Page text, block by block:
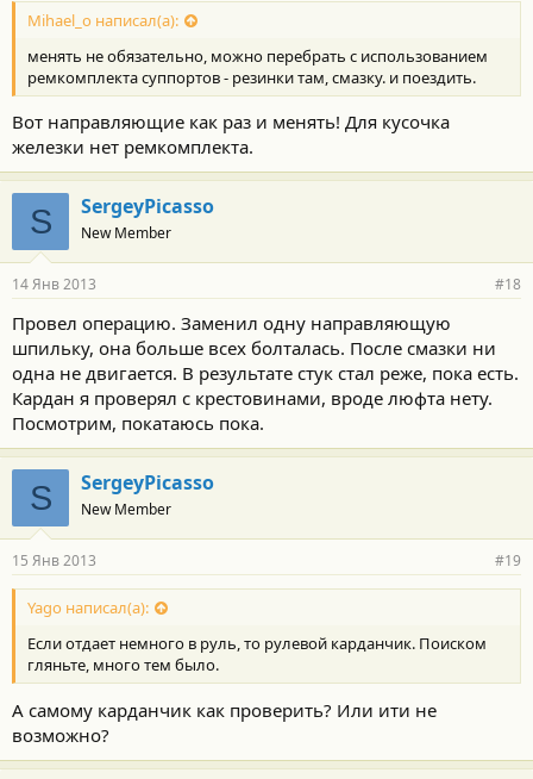
Mihael_o написал(а):
менять не обязательно, можно перебрать с использованием
ремкомплекта суппортов - резинки там, смазку. и поездить.
Вот направляющие как раз и менять! Для кусочка
железки нет ремкомплекта.
S SergeyPicasso
New Member
14 Янв 2013 #18
Провел операцию. Заменил одну направляющую
шпильку, она больше всех болталась. После смазки ни
одна не двигается. В результате стук стал реже, пока есть.
Кардан я проверял с крестовинами, вроде люфта нету.
Посмотрим, покатаюсь пока.
S SergeyPicasso
New Member
15 Янв 2013 #19
Yago написал(а):
Если отдает немного в руль, то рулевой карданчик. Поиском
гляньте, много тем было.
А самому карданчик как проверить? Или ити не
возможно?